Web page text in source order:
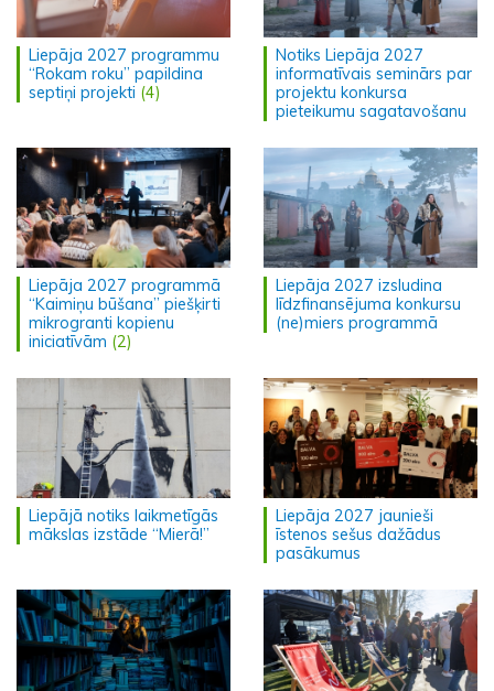
Liepāja 2027 programmu
“Rokam roku” papildina
septiņi projekti (4)
Notiks Liepāja 2027
informatīvais seminārs par
projektu konkursa
pieteikumu sagatavošanu
Liepāja 2027 programmā
“Kaimiņu būšana” piešķirti
mikrogranti kopienu
iniciatīvām (2)
Liepāja 2027 izsludina
līdzfinansējuma konkursu
(ne)miers programmā
Liepājā notiks laikmetīgās
mākslas izstāde “Mierā!”
Liepāja 2027 jaunieši
īstenos sešus dažādus
pasākumus